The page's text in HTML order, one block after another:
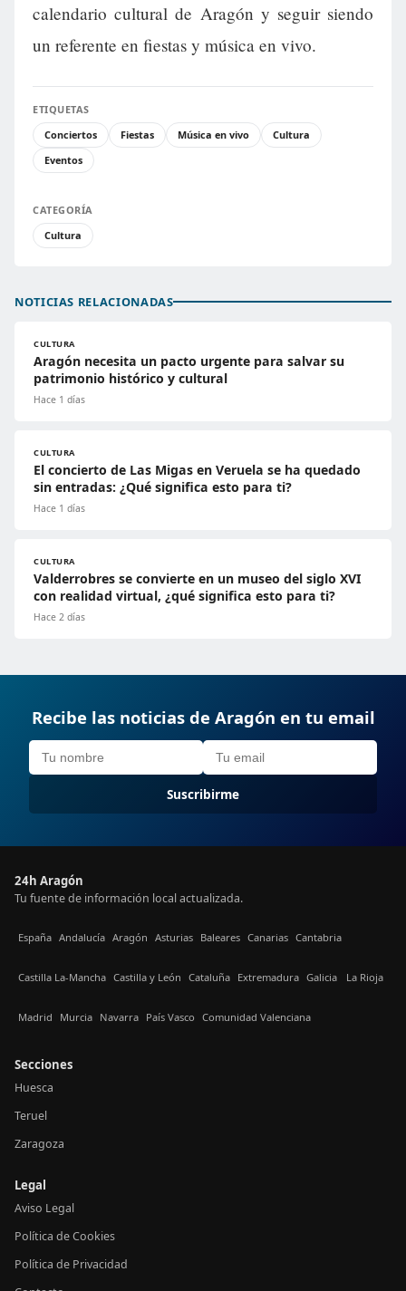
calendario cultural de Aragón y seguir siendo
un referente en fiestas y música en vivo.
ETIQUETAS
Conciertos
Fiestas Música en vivo
Cultura
Eventos
CATEGORÍA
Cultura
NOTICIAS RELACIONADAS
CULTURA
Aragón necesita un pacto urgente para salvar su
patrimonio histórico y cultural
Hace 1 días
CULTURA
El concierto de Las Migas en Veruela se ha quedado
sin entradas: ¿Qué significa esto para ti?
Hace 1 días
CULTURA
Valderrobres se convierte en un museo del siglo XVI
con realidad virtual, ¿qué significa esto para ti?
Hace 2 días
Recibe las noticias de Aragón en tu email
Suscribirme
24h Aragón
Tu fuente de información local actualizada.
España Andalucía Aragón Asturias Baleares Canarias Cantabria
Castilla La-Mancha Castilla y León Cataluña Extremadura Galicia La Rioja
Madrid Murcia Navarra País Vasco Comunidad Valenciana
Secciones
Huesca
Teruel
Zaragoza
Legal
Aviso Legal
Política de Cookies
Política de Privacidad